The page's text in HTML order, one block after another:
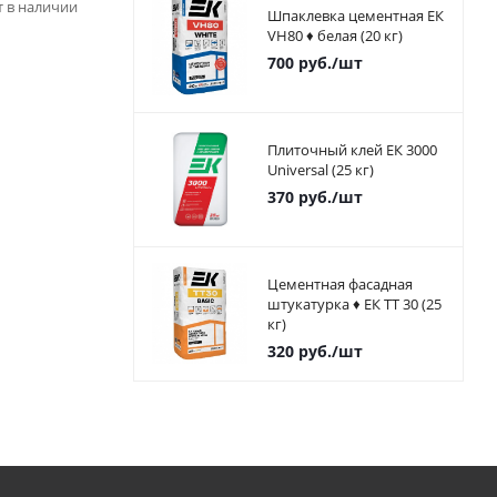
в наличии
Шпаклевка цементная ЕК
VH80 ♦ белая (20 кг)
700руб./шт
Плиточный клей ЕК 3000
Universal (25 кг)
370руб./шт
Цементная фасадная
штукатурка ♦ ЕК ТТ 30 (25
кг)
320руб./шт